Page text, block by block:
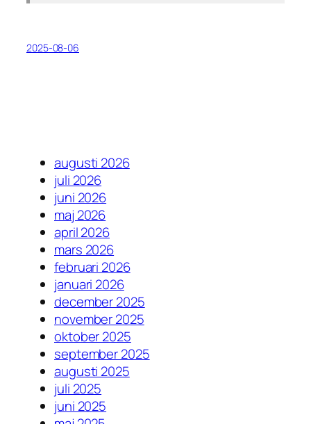
2025-08-06
augusti 2026
juli 2026
juni 2026
maj 2026
april 2026
mars 2026
februari 2026
januari 2026
december 2025
november 2025
oktober 2025
september 2025
augusti 2025
juli 2025
juni 2025